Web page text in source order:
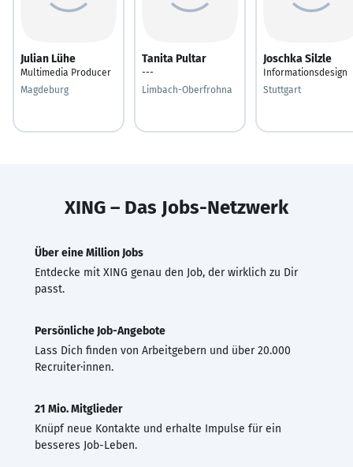
Julian Lühe
Multimedia Producer
Magdeburg
Tanita Pultar
---
Limbach-Oberfrohna
Joschka Silzle
Informationsdesign
Stuttgart
XING – Das Jobs-Netzwerk
Über eine Million Jobs
Entdecke mit XING genau den Job, der wirklich zu Dir
passt.
Persönliche Job-Angebote
Lass Dich finden von Arbeitgebern und über 20.000
Recruiter·innen.
21 Mio. Mitglieder
Knüpf neue Kontakte und erhalte Impulse für ein
besseres Job-Leben.